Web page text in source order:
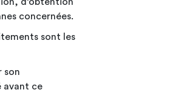
concernées.
sont les
son
avant ce